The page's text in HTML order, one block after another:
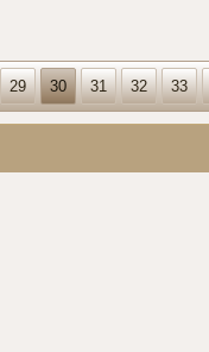
29 30 31 32 33